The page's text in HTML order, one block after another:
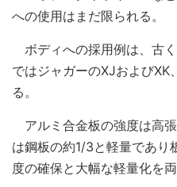
への使用はまだ限られる。
ボディへの採用例は、古
ではジャガーのXJおよびXK
る。
アルミ合金板の強度は高
は鋼板の約1/3と軽量であり
度の確保と大幅な軽量化を両